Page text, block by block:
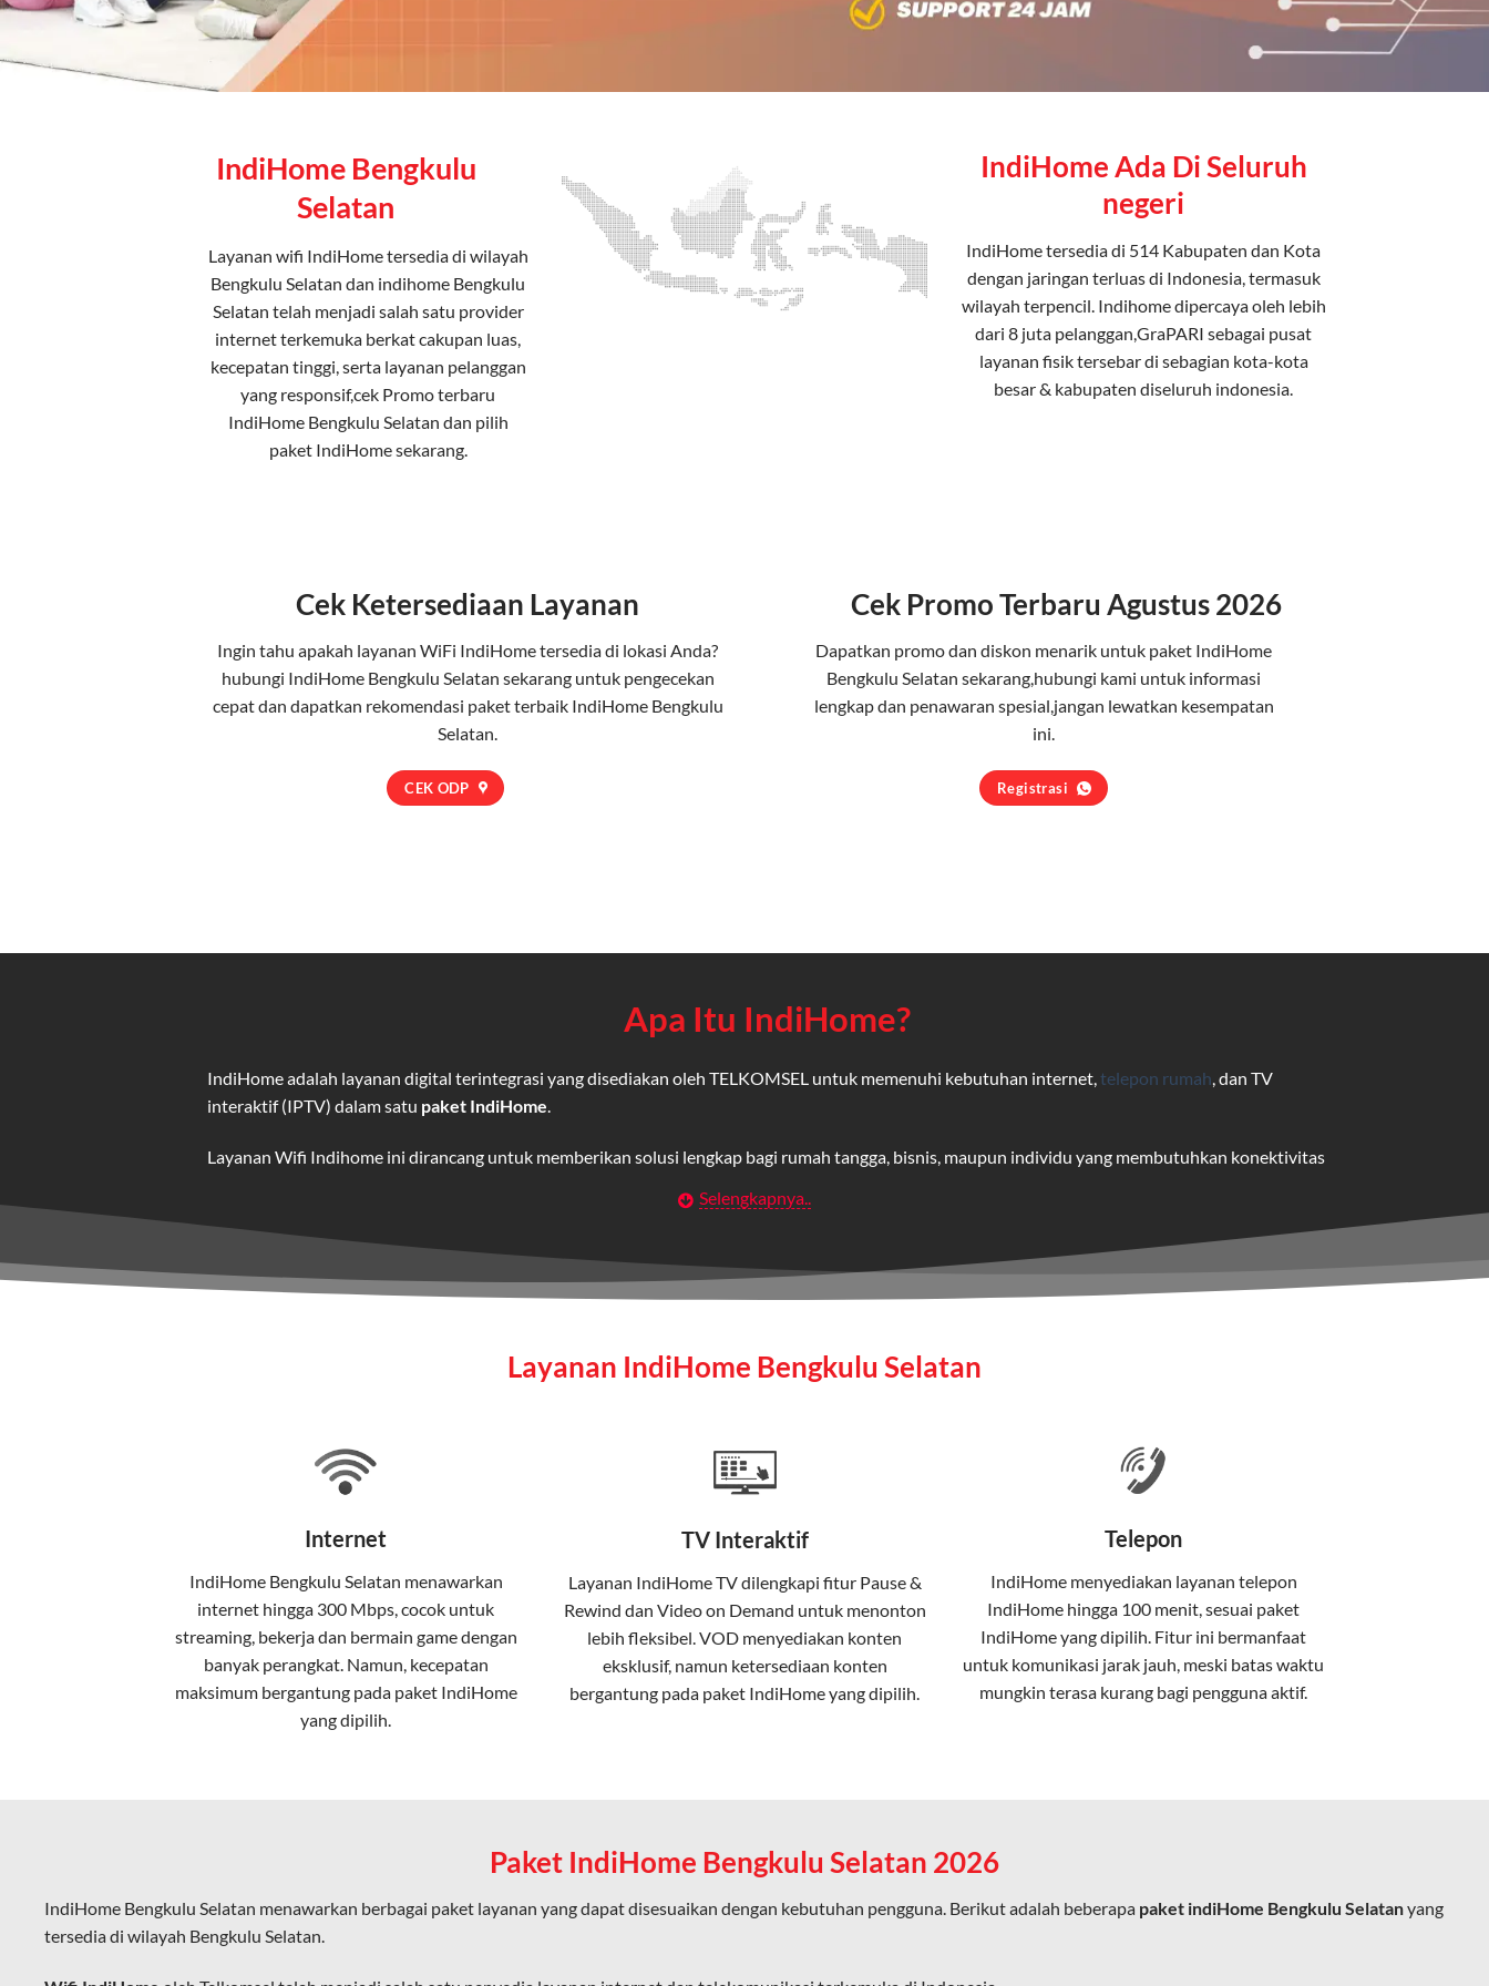
IndiHome Bengkulu
Selatan
Layanan wifi IndiHometersedia di wilayah
Bengkulu Selatan dan indihome Bengkulu
Selatan telah menjadi salah satu provider
internet terkemuka berkat cakupan luas,
kecepatan tinggi, serta layanan pelanggan
yang responsif,cek Promo terbaru
IndiHome Bengkulu Selatan dan pilih
paket IndiHomesekarang.
IndiHome Ada Di Seluruh
negeri
IndiHome tersedia di 514 Kabupaten dan Kota
dengan jaringan terluas di Indonesia, termasuk
wilayah terpencil. Indihome dipercaya oleh lebih
dari 8 juta pelanggan,GraPARI sebagai pusat
layanan fisik tersebar di sebagian kota-kota
besar & kabupaten diseluruh indonesia.
Cek Ketersediaan Layanan
Ingin tahu apakah layanan WiFi IndiHome tersedia di lokasi Anda?
hubungi IndiHome Bengkulu Selatan sekarang untuk pengecekan
cepat dan dapatkan rekomendasi paket terbaik IndiHome Bengkulu
Selatan.
CEK ODP
Cek Promo Terbaru Agustus 2026
Dapatkan promo dan diskon menarik untuk paket IndiHome
Bengkulu Selatan sekarang,hubungi kami untuk informasi
lengkap dan penawaran spesial,jangan lewatkan kesempatan
ini.
Registrasi
Apa Itu IndiHome?
IndiHome adalah layanan digital terintegrasi yang disediakan oleh TELKOMSEL untuk memenuhi kebutuhan internet, telepon rumah , dan TV
interaktif (IPTV) dalam satu paket IndiHome
Layanan Wifi Indihome ini dirancang untuk memberikan solusi lengkap bagi rumah tangga, bisnis, maupun individu yang membutuhkan konektivitas
Wifi IndiHome adalah layananinternetberbasis fiber optic yang disediakan oleh Telkom Indonesia untuk pengguna rumah dan bisnis.
Teknologi di Balik WiFi IndiHome
pelanggan. Teknologi ini memiliki beberapa keunggulan:
Kecepatan Tinggi
Serat optik mampu mentransmisikan data dalam kecepatan tinggi hingga 1 Gbps, lebih cepat dibandingkan kabel tembaga atau DSL.
Koneksi Stabil
Minim gangguan dari cuaca atau interferensi elektromagnetik, sehingga koneksi tetap lancar.
Mampu menangani banyak perangkat sekaligus tanpa penurunan kualitas koneksi.
Dengan teknologi ini, IndiHome memberikan pengalaman internet yang lebih baik bagi pengguna untuk bekerja, belajar, dan hiburan di rumah.
Selengkapnya..
Layanan IndiHome Bengkulu Selatan
Internet
IndiHome Bengkulu Selatan menawarkan
internet hingga 300 Mbps, cocok untuk
streaming, bekerja dan bermain game dengan
banyak perangkat. Namun, kecepatan
maksimum bergantung pada paket IndiHome
yang dipilih.
TV Interaktif
Layanan IndiHome TVdilengkapi fitur Pause &
Rewind dan Video on Demand untuk menonton
lebih fleksibel. VOD menyediakan konten
eksklusif, namun ketersediaan konten
bergantung pada paket IndiHome yang dipilih.
Telepon
IndiHome menyediakan layanan telepon
IndiHome hingga 100 menit, sesuai paket
IndiHome yang dipilih. Fitur ini bermanfaat
untuk komunikasi jarak jauh, meski batas waktu
mungkin terasa kurang bagi pengguna aktif.
Paket IndiHome Bengkulu Selatan 2026
IndiHome Bengkulu Selatan menawarkan berbagai paket layanan yang dapat disesuaikan dengan kebutuhan pengguna. Berikut adalah beberapa paket indiHome Bengkulu Selatanyang
tersedia di wilayah Bengkulu Selatan.